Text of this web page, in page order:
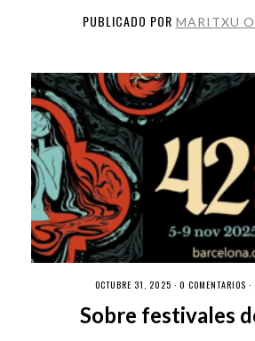
PUBLICADO POR MARITXU
OCTUBRE 31, 2025 · 0 COMENTARIOS
Sobre festivales